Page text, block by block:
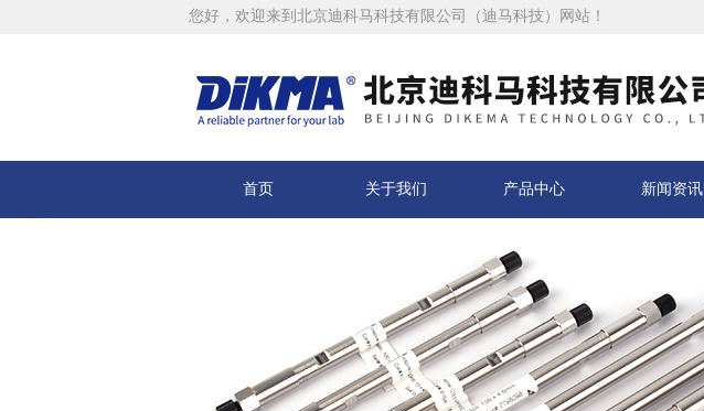
您好，欢迎来到北京迪科马科技有限公司（迪马科技）网站！
首页 关于我们 产品中心 新闻资讯